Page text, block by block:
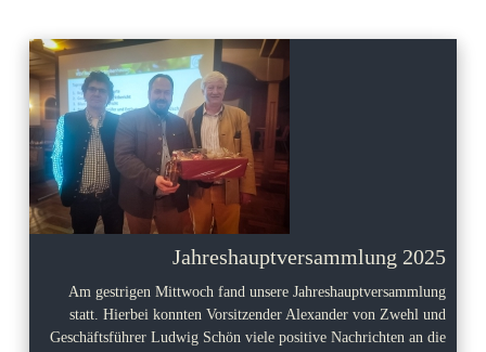
Jahreshauptversammlung 2025
Am gestrigen Mittwoch fand unsere Jahreshauptversammlung
statt. Hierbei konnten Vorsitzender Alexander von Zwehl und
Geschäftsführer Ludwig Schön viele positive Nachrichten an die